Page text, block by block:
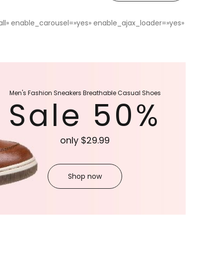
enable_carousel=»yes» enable_ajax_loader=»yes»
Men's Fashion Sneakers Breathable Casual Shoes
Sale 50%
only $29.99
Shop now